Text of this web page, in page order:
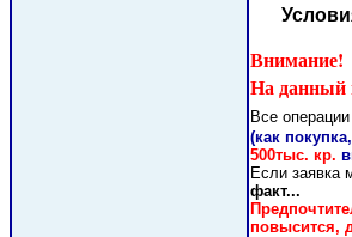
Внимание!
На данный
Все
(как
500тыс. кр.
Если заявка
факт...
повысится,